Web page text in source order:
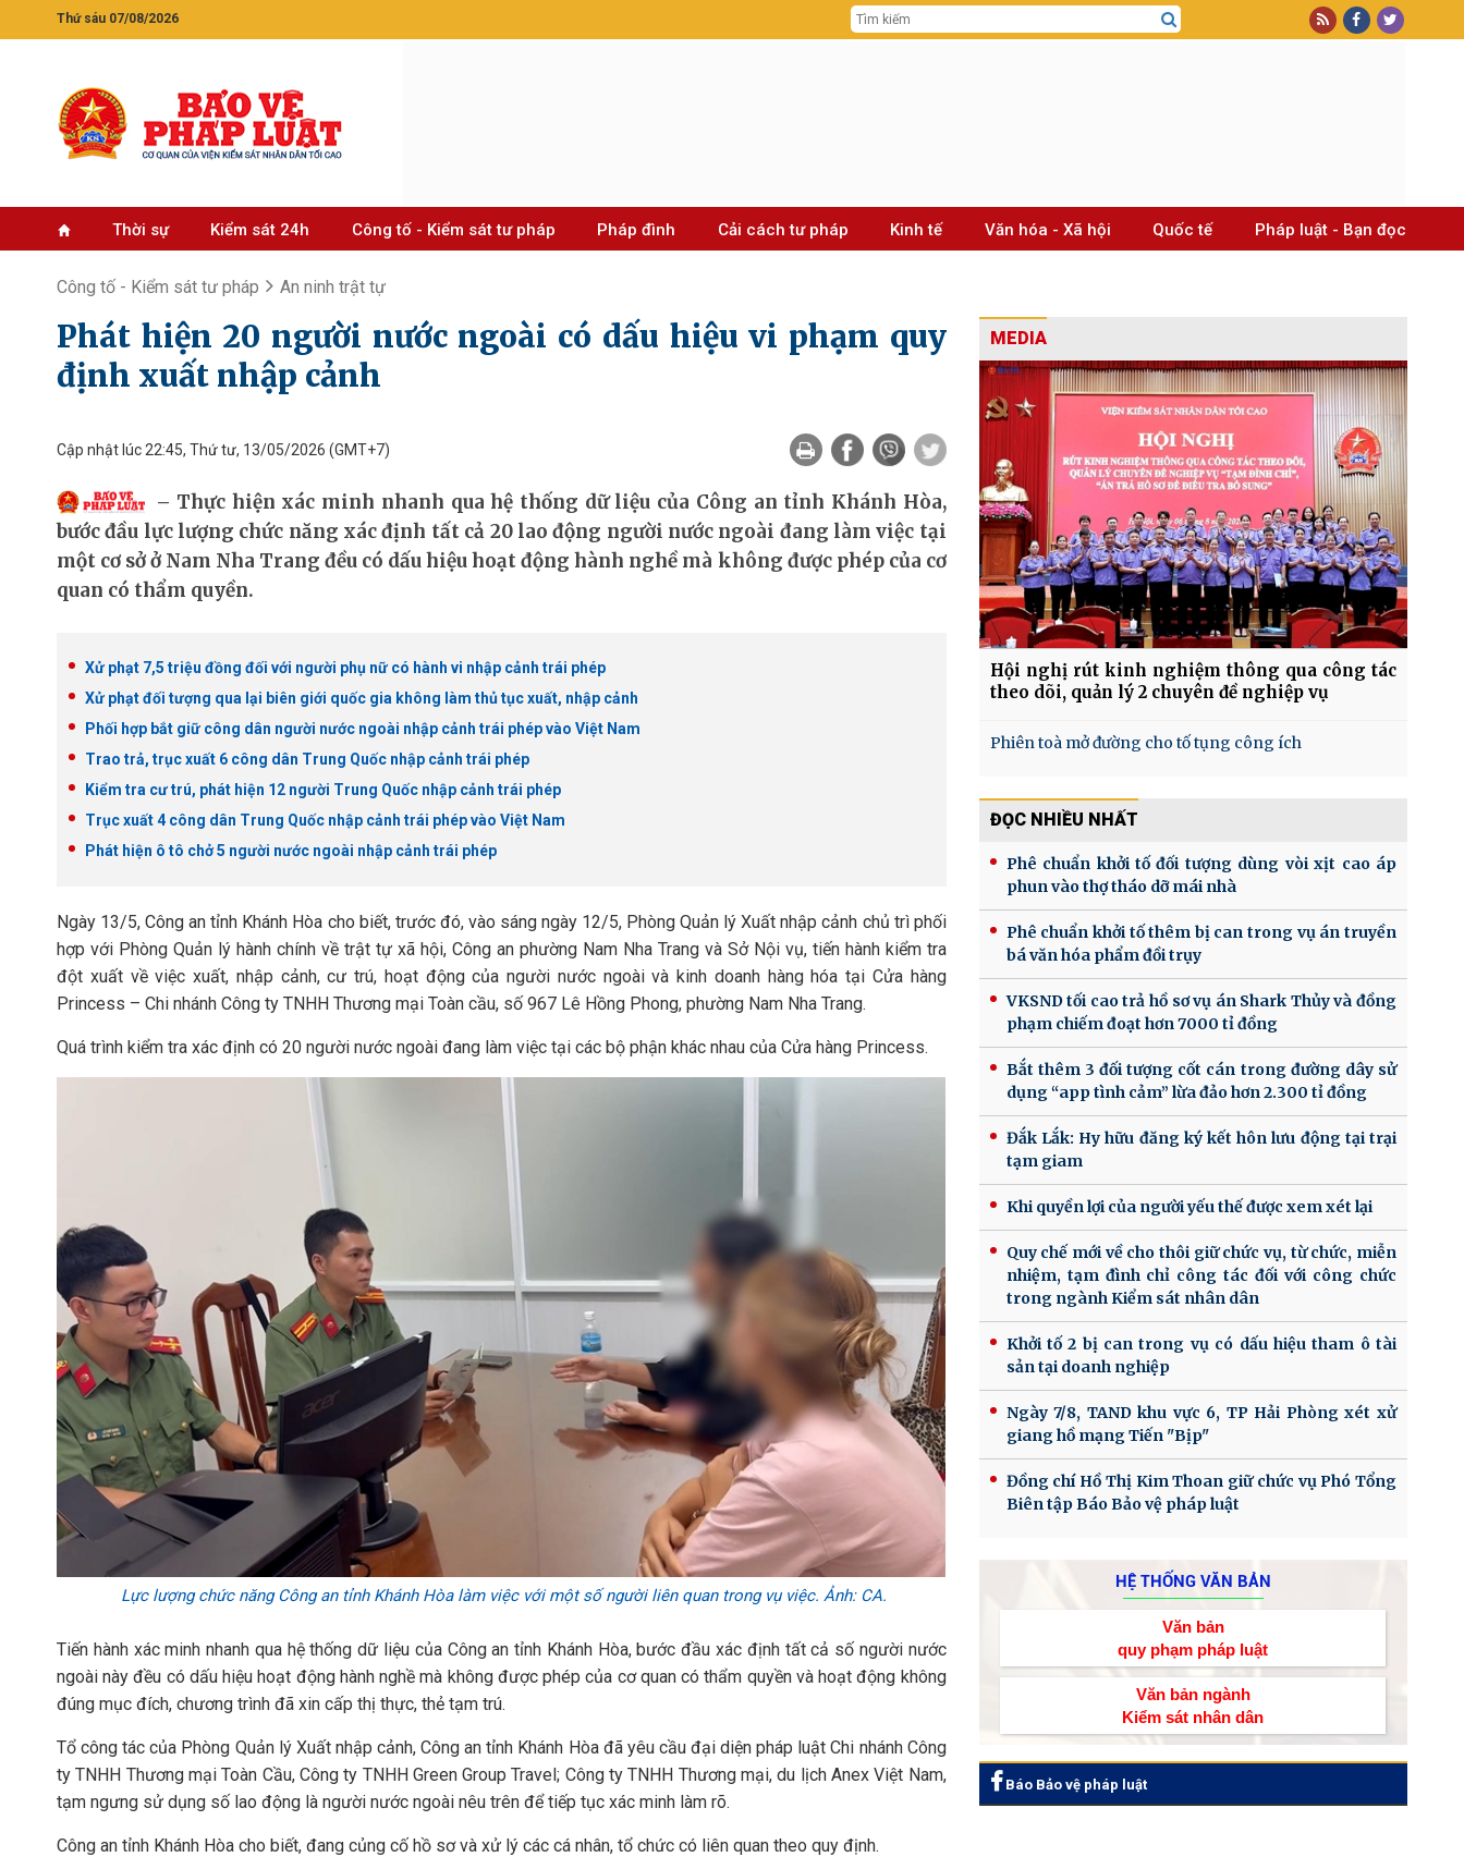
Thứ sáu 07/08/2026
Thời sự Kiểm sát 24h Công tố - Kiểm sát tư pháp Pháp đình Cải cách tư pháp Kinh tế Văn hóa - Xã hội Quốc tế Pháp luật - Bạn đọc
Công tố - Kiểm sát tư pháp An ninh trật tự
Phát hiện 20 người nước ngoài có dấu hiệu vi phạm quy
định xuất nhập cảnh
Cập nhật lúc 22:45, Thứ tư, 13/05/2026 (GMT+7)
Thực hiện xác minh nhanh qua hệ thống dữ liệu của Công an tỉnh Khánh Hòa,
bước đầu lực lượng chức năng xác định tất cả 20 lao động người nước ngoài đang làm việc tại
một cơ sở ở Nam Nha Trang đều có dấu hiệu hoạt động hành nghề mà không được phép của cơ
quan có thẩm quyền.
Xử phạt 7,5 triệu đồng đối với người phụ nữ có hành vi nhập cảnh trái phép
Xử phạt đối tượng qua lại biên giới quốc gia không làm thủ tục xuất, nhập cảnh
Phối hợp bắt giữ công dân người nước ngoài nhập cảnh trái phép vào Việt Nam
Trao trả, trục xuất 6 công dân Trung Quốc nhập cảnh trái phép
Kiểm tra cư trú, phát hiện 12 người Trung Quốc nhập cảnh trái phép
Trục xuất 4 công dân Trung Quốc nhập cảnh trái phép vào Việt Nam
Phát hiện ô tô chở 5 người nước ngoài nhập cảnh trái phép
Ngày 13/5, Công an tỉnh Khánh Hòa cho biết, trước đó, vào sáng ngày 12/5, Phòng Quản lý Xuất nhập cảnh chủ trì phối
hợp với Phòng Quản lý hành chính về trật tự xã hội, Công an phường Nam Nha Trang và Sở Nội vụ, tiến hành kiểm tra
đột xuất về việc xuất, nhập cảnh, cư trú, hoạt động của người nước ngoài và kinh doanh hàng hóa tại Cửa hàng
Princess – Chi nhánh Công ty TNHH Thương mại Toàn cầu, số 967 Lê Hồng Phong, phường Nam Nha Trang.
Quá trình kiểm tra xác định có 20 người nước ngoài đang làm việc tại các bộ phận khác nhau của Cửa hàng Princess.
Lực lượng chức năng Công an tỉnh Khánh Hòa làm việc với một số người liên quan trong vụ việc. Ảnh: CA.
Tiến hành xác minh nhanh qua hệ thống dữ liệu của Công an tỉnh Khánh Hòa, bước đầu xác định tất cả số người nước
ngoài này đều có dấu hiệu hoạt động hành nghề mà không được phép của cơ quan có thẩm quyền và hoạt động không
đúng mục đích, chương trình đã xin cấp thị thực, thẻ tạm trú.
Tổ công tác của Phòng Quản lý Xuất nhập cảnh, Công an tỉnh Khánh Hòa đã yêu cầu đại diện pháp luật Chi nhánh Công
ty TNHH Thương mại Toàn Cầu, Công ty TNHH Green Group Travel; Công ty TNHH Thương mại, du lịch Anex Việt Nam,
tạm ngưng sử dụng số lao động là người nước ngoài nêu trên để tiếp tục xác minh làm rõ.
Công an tỉnh Khánh Hòa cho biết, đang củng cố hồ sơ và xử lý các cá nhân, tổ chức có liên quan theo quy định.
MEDIA
Hội nghị rút kinh nghiệm thông qua công tác
theo dõi, quản lý 2 chuyên đề nghiệp vụ
Phiên toà mở đường cho tố tụng công ích
ĐỌC NHIỀU NHẤT
Phê chuẩn khởi tố đối tượng dùng vòi xịt cao áp
phun vào thợ tháo dỡ mái nhà
Phê chuẩn khởi tố thêm bị can trong vụ án truyền
bá văn hóa phẩm đồi trụy
VKSND tối cao trả hồ sơ vụ án Shark Thủy và đồng
phạm chiếm đoạt hơn 7000 tỉ đồng
Bắt thêm 3 đối tượng cốt cán trong đường dây sử
dụng “app tình cảm” lừa đảo hơn 2.300 tỉ đồng
Đắk Lắk: Hy hữu đăng ký kết hôn lưu động tại trại
tạm giam
Khi quyền lợi của người yếu thế được xem xét lại
Quy chế mới về cho thôi giữ chức vụ, từ chức, miễn
nhiệm, tạm đình chỉ công tác đối với công chức
trong ngành Kiểm sát nhân dân
Khởi tố 2 bị can trong vụ có dấu hiệu tham ô tài
sản tại doanh nghiệp
Ngày 7/8, TAND khu vực 6, TP Hải Phòng xét xử
giang hồ mạng Tiến "Bịp"
Đồng chí Hồ Thị Kim Thoan giữ chức vụ Phó Tổng
Biên tập Báo Bảo vệ pháp luật
HỆ THỐNG VĂN BẢN
Văn bản
quy phạm pháp luật
Văn bản ngành
Kiểm sát nhân dân
Báo Bảo vệ pháp luật